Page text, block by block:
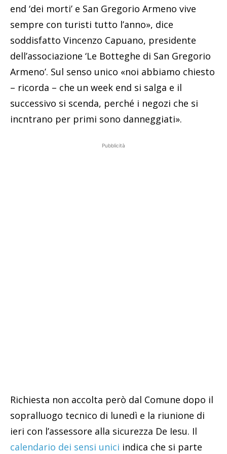
end ‘dei morti’ e San Gregorio Armeno vive
sempre con turisti tutto l’anno», dice
soddisfatto Vincenzo Capuano, presidente
dell’associazione ‘Le Botteghe di San Gregorio
Armeno’. Sul senso unico «noi abbiamo chiesto
– ricorda – che un week end si salga e il
successivo si scenda, perché i negozi che si
incntrano per primi sono danneggiati».
Pubblicità
Richiesta non accolta però dal Comune dopo il
sopralluogo tecnico di lunedì e la riunione di
ieri con l’assessore alla sicurezza De Iesu. Il
calendario dei sensi unici indica che si parte